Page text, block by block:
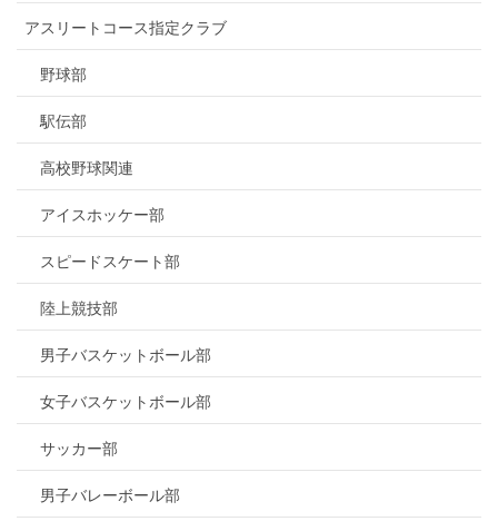
アスリートコース指定クラブ
野球部
駅伝部
高校野球関連
アイスホッケー部
スピードスケート部
陸上競技部
男子バスケットボール部
女子バスケットボール部
サッカー部
男子バレーボール部